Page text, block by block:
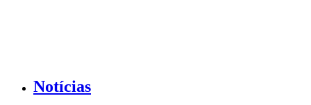
Notícias